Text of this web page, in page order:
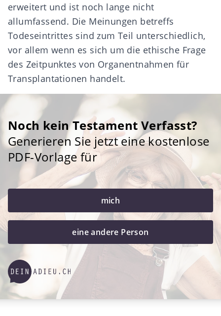
erweitert und ist noch lange nicht
allumfassend. Die Meinungen betreffs
Todeseintrittes sind zum Teil unterschiedlich,
vor allem wenn es sich um die ethische Frage
des Zeitpunktes von Organentnahmen für
Transplantationen handelt.
Noch kein Testament Verfasst?
Generieren Sie jetzt eine kostenlose
PDF-Vorlage für
mich
eine andere Person